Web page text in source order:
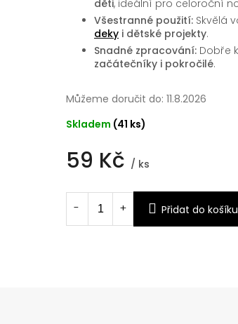
59 Kč / ks
cena:
Skladem (41 ks)
Můžeme doručit do: 11.8.2026
Přidat do košíku
děti, ideální pro celoroční
Všestranné použití: Skvělá
deky i dětské projekty.
Snadné zpracování: Dobře
začátečníky i pokročilé.